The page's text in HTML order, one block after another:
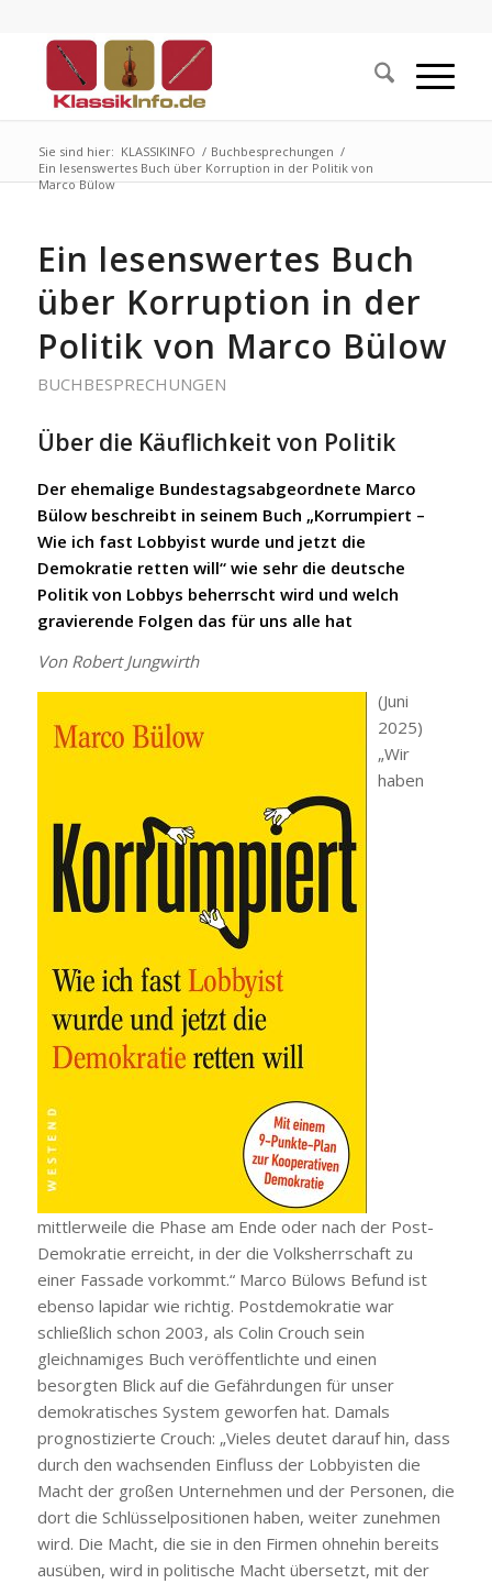
Sie sind hier: KLASSIKINFO / Buchbesprechungen /
Ein lesenswertes Buch über Korruption in der Politik von
Marco Bülow
Ein lesenswertes Buch
über Korruption in der
Politik von Marco Bülow
BUCHBESPRECHUNGEN
Über die Käuflichkeit von Politik
Der ehemalige Bundestagsabgeordnete Marco
Bülow beschreibt in seinem Buch „Korrumpiert –
Wie ich fast Lobbyist wurde und jetzt die
Demokratie retten will“ wie sehr die deutsche
Politik von Lobbys beherrscht wird und welch
gravierende Folgen das für uns alle hat
Von Robert Jungwirth
(Juni
2025)
„Wir
haben
mittlerweile die Phase am Ende oder nach der Post-
Demokratie erreicht, in der die Volksherrschaft zu
einer Fassade vorkommt.“ Marco Bülows Befund ist
ebenso lapidar wie richtig. Postdemokratie war
schließlich schon 2003, als Colin Crouch sein
gleichnamiges Buch veröffentlichte und einen
besorgten Blick auf die Gefährdungen für unser
demokratisches System geworfen hat. Damals
prognostizierte Crouch: „Vieles deutet darauf hin, dass
durch den wachsenden Einfluss der Lobbyisten die
Macht der großen Unternehmen und der Personen, die
dort die Schlüsselpositionen haben, weiter zunehmen
wird. Die Macht, die sie in den Firmen ohnehin bereits
ausüben, wird in politische Macht übersetzt, mit der